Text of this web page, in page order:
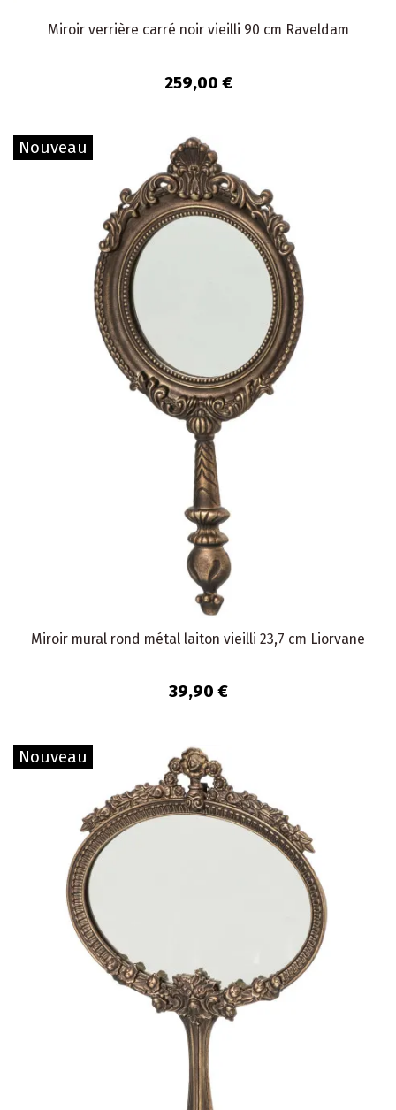
Miroir verrière carré noir vieilli 90 cm Raveldam
259,00 €
Nouveau
Miroir mural rond métal laiton vieilli 23,7 cm Liorvane
39,90 €
Nouveau